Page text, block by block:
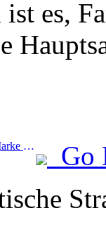
es,
Prev:Die China Travel Group hat die Marke „China Travel Good Times“ ins Leben gerufen, um in den Markt für Seniorentourismus zu expandieren.
Go